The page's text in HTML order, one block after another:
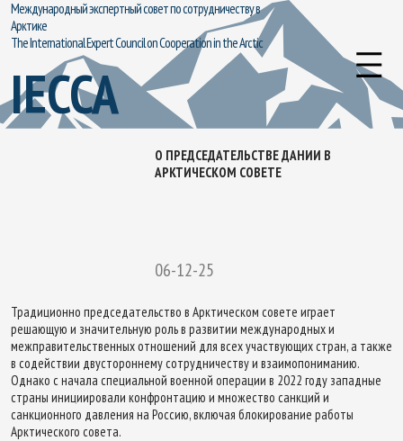
Международный экспертный совет по сотрудничеству в
Арктике
The International Expert Council on Cooperation in the Arctic
IECCA
О ПРЕДСЕДАТЕЛЬСТВЕ ДАНИИ В
АРКТИЧЕСКОМ СОВЕТЕ
06-12-25
Традиционно председательство в Арктическом совете играет
решающую и значительную роль в развитии международных и
межправительственных отношений для всех участвующих стран, а также
в содействии двустороннему сотрудничеству и взаимопониманию.
Однако с начала специальной военной операции в 2022 году западные
страны инициировали конфронтацию и множество санкций и
санкционного давления на Россию, включая блокирование работы
Арктического совета.